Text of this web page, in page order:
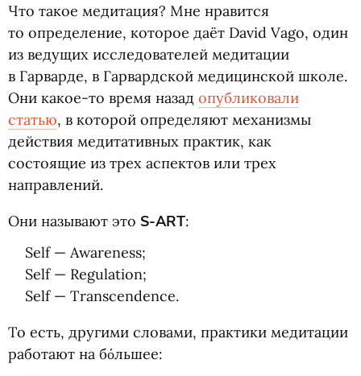
Что такое медитация? Мне нравится
то определение, которое даёт David Vago, один
из ведущих исследователей медитации
в Гарварде, в Гарвардской медицинской школе.
Они какое-то время назад опубликовали
статью, в которой определяют механизмы
действия медитативных практик, как
состоящие из трех аспектов или трех
направлений.
Они называют это S-ART:
Self — Awareness;
Self — Regulation;
Self — Transcendence.
То есть, другими словами, практики медитации
работают на бόльшее: